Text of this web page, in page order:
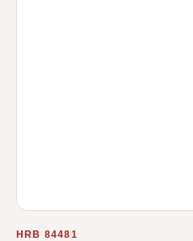
HRB 84481